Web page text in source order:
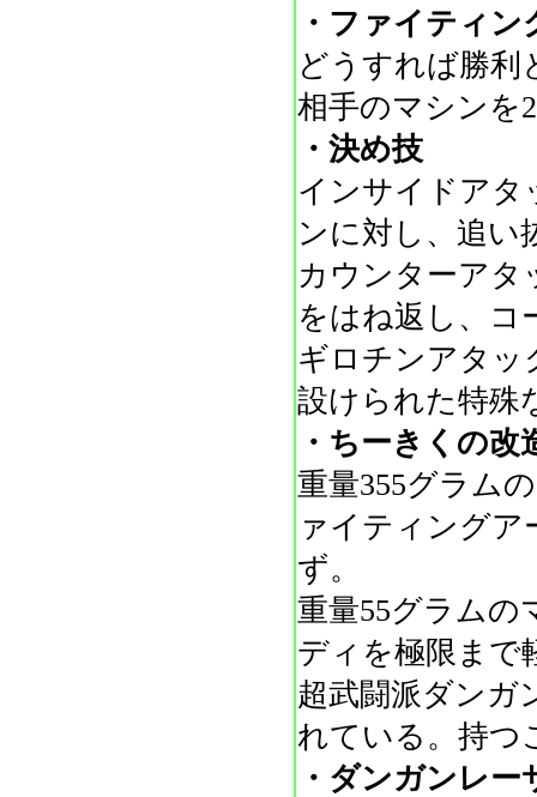
・ファイティ
どうすれば勝利
相手のマシンを
・決め技
インサイドア
ンに対し、追い
カウンターア
をはね返し、コ
ギロチンアタ
設けられた特殊
・ちーきくの改
重量355グラム
ァイティング
ず。
重量55グラム
ディを極限まで
超武闘派ダンガ
れている。持つ
・ダンガンレ